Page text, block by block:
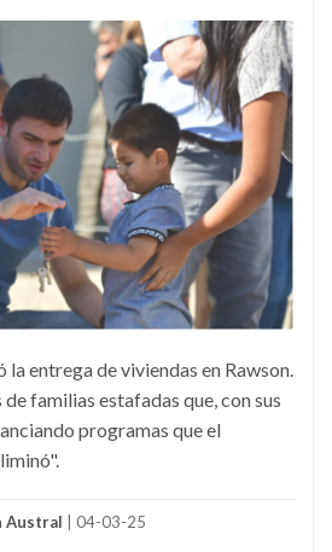
entrega de viviendas en Rawson.
familias estafadas que, con sus
programas que el
Austral | 04-03-25